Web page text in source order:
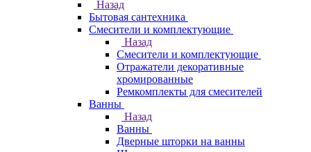
Назад
Бытовая сантехника
Смесители и комплектующие
Назад
Смесители и комплектующие
Отражатели декоративные
хромированные
Ремкомплекты для смесителей
Ванны
Назад
Ванны
Дверные шторки на ванны